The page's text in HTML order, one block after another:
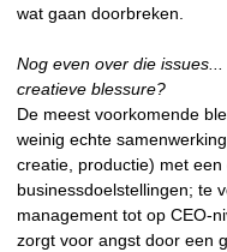
wat gaan doorbreken.
Nog even over die
creatieve blessure?
De meest voorkomende
weinig echte
creatie, productie) met
businessdoelstellingen; te
management tot op CEO-
zorgt voor angst door een